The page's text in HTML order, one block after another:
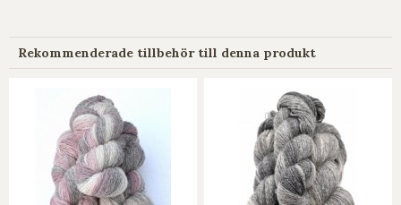
Rekommenderade tillbehör till denna produkt